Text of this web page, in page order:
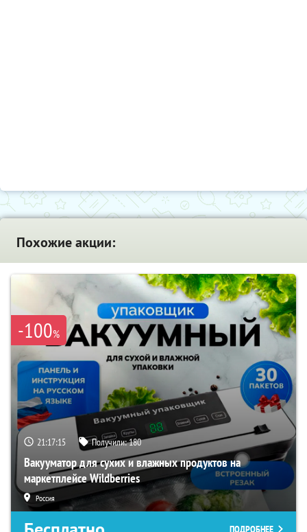
Похожие акции:
-100%
21:17:13 Получили:180
Вакууматор для сухих и влажных продуктов на
маркетплейсе Wildberries
Россия
ПОДРОБНЕЕ